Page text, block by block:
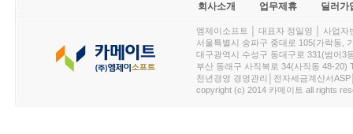
회사소개 업무제휴 딜러가
엠제이소프트 │ 대표자 정일영 │ 사업
서울특별시 송파구 중대로 105(가락동,
대구광역시 수성구 동대구로 331(범어3
부산 동래구 사직북로 34(사직동 48-20)
천년경영 경영관리│전자세금계산서
copyright (c) 2014 카메이트 all rights